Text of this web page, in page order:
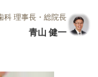
科 理事長・総院長
青山 健一